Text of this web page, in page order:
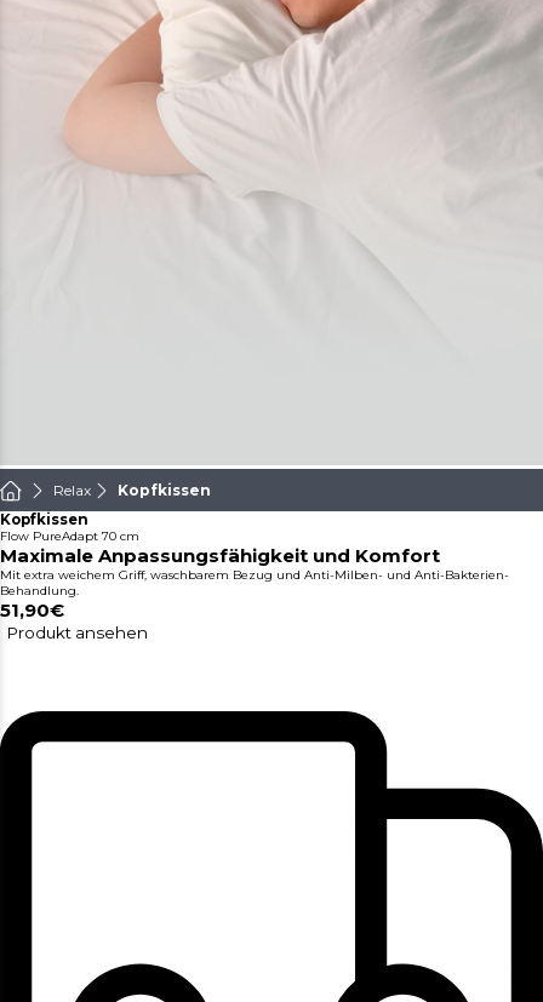
Relax Kopfkissen
Kopfkissen
Flow PureAdapt 70 cm
Maximale Anpassungsfähigkeit und Komfort
Mit extra weichem Griff, waschbarem Bezug und Anti-Milben- und Anti-Bakterien-
Behandlung.
51,90€
Produkt ansehen